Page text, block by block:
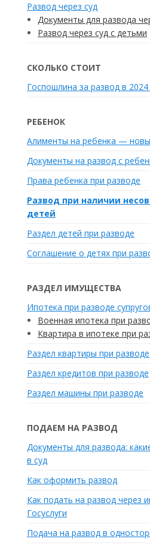
Развод через суд
Документы для развода
Развод через суд с детьми
СКОЛЬКО СТОИТ
Госпошлина за развод в 2024
РЕБЕНОК
Алименты на ребенка —
Документы на развод с
Права ребенка при разводе
Развод при наличии
детей
Раздел детей при разводе
Соглашение о детях при
РАЗДЕЛ ИМУЩЕСТВА
Ипотека при разводе
Военная ипотека при
Квартира в ипотеке при
Раздел квартиры при разводе
Раздел кредитов при разводе
Раздел машины при разводе
ПОДАЕМ НА РАЗВОД
Документы для развода:
в суд
Как оформить развод
Как подать на развод через
Госуслуги
Подача на развод в